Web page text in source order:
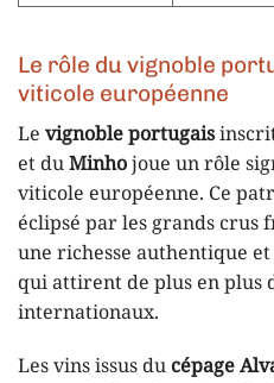
Le rôle du vignoble
viticole européenne
Le vignoble portugais
et duMinhojoue un rôle
viticole européenne. Ce
éclipsé par les grands crus
une richesse authentique
qui attirent de plus en plus
internationaux.
Les vins issus du cépage